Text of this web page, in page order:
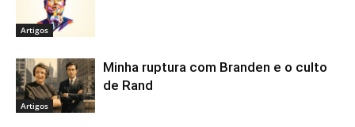
Artigos
Artigos
Minha ruptura com Branden e o culto
de Rand